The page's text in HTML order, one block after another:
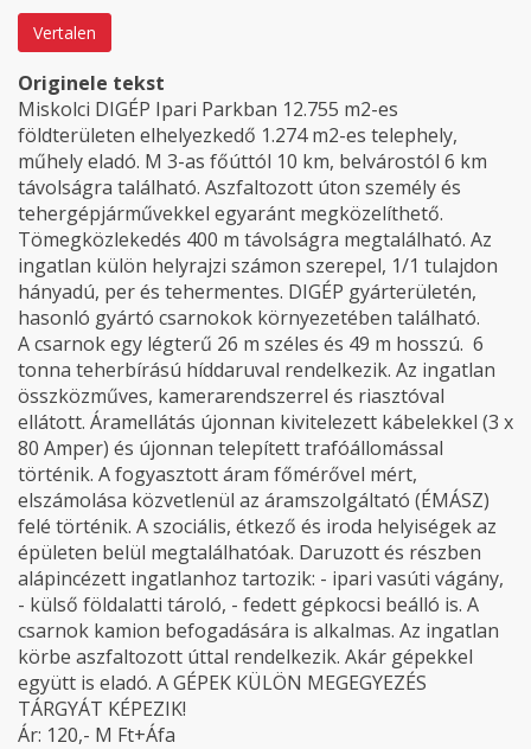
Vertalen
Originele tekst
Miskolci DIGÉP Ipari Parkban 12.755 m2-es
földterületen elhelyezkedő 1.274 m2-es telephely,
műhely eladó. M 3-as főúttól 10 km, belvárostól 6 km
távolságra található. Aszfaltozott úton személy és
tehergépjárművekkel egyaránt megközelíthető.
Tömegközlekedés 400 m távolságra megtalálható. Az
ingatlan külön helyrajzi számon szerepel, 1/1 tulajdon
hányadú, per és tehermentes. DIGÉP gyárterületén,
hasonló gyártó csarnokok környezetében található.
A csarnok egy légterű 26 m széles és 49 m hosszú. 6
tonna teherbírású híddaruval rendelkezik. Az ingatlan
összközműves, kamerarendszerrel és riasztóval
ellátott. Áramellátás újonnan kivitelezett kábelekkel (3 x
80 Amper) és újonnan telepített trafóállomással
történik. A fogyasztott áram főmérővel mért,
elszámolása közvetlenül az áramszolgáltató (ÉMÁSZ)
felé történik. A szociális, étkező és iroda helyiségek az
épületen belül megtalálhatóak. Daruzott és részben
alápincézett ingatlanhoz tartozik: - ipari vasúti vágány,
- külső földalatti tároló, - fedett gépkocsi beálló is. A
csarnok kamion befogadására is alkalmas. Az ingatlan
körbe aszfaltozott úttal rendelkezik. Akár gépekkel
együtt is eladó. A GÉPEK KÜLÖN MEGEGYEZÉS
TÁRGYÁT KÉPEZIK!
Ár: 120,- M Ft+Áfa